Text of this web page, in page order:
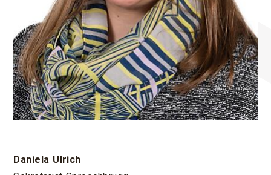
Daniela Ulrich